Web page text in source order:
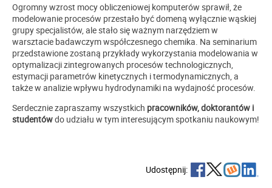
Ogromny wzrost mocy obliczeniowej komputerów sprawił, że
modelowanie procesów przestało być domeną wyłącznie wąskiej
grupy specjalistów, ale stało się ważnym narzędziem w
warsztacie badawczym współczesnego chemika. Na seminarium
przedstawione zostaną przykłady wykorzystania modelowania w
optymalizacji zintegrowanych procesów technologicznych,
estymacji parametrów kinetycznych i termodynamicznych, a
także w analizie wpływu hydrodynamiki na wydajność procesów.
Serdecznie zapraszamy wszystkich pracowników, doktorantów i
studentówdo udziału w tym interesującym spotkaniu naukowym!
Udostępnij: